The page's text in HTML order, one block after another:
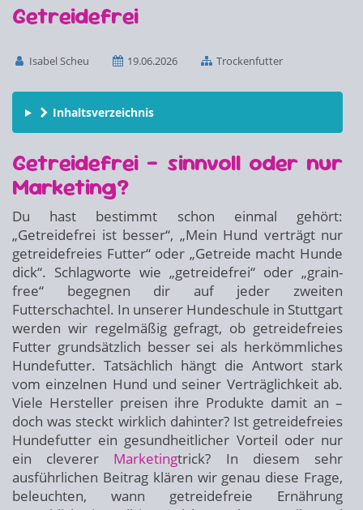
Getreidefrei
Isabel Scheu 19.06.2026 Trockenfutter
Inhaltsverzeichnis
Getreidefrei – sinnvoll oder nur
Marketing?
Du hast bestimmt schon einmal gehört:
„Getreidefrei ist besser“, „Mein Hund verträgt nur
getreidefreies Futter“ oder „Getreide macht Hunde
dick“. Schlagworte wie „getreidefrei“ oder „grain-
free“ begegnen dir auf jeder zweiten
Futterschachtel. In unserer Hundeschule in Stuttgart
werden wir regelmäßig gefragt, ob getreidefreies
Futter grundsätzlich besser sei als herkömmliches
Hundefutter. Tatsächlich hängt die Antwort stark
vom einzelnen Hund und seiner Verträglichkeit ab.
Viele Hersteller preisen ihre Produkte damit an –
doch was steckt wirklich dahinter? Ist getreidefreies
Hundefutter ein gesundheitlicher Vorteil oder nur
ein cleverer Marketingtrick? In diesem sehr
ausführlichen Beitrag klären wir genau diese Frage,
beleuchten, wann getreidefreie Ernährung